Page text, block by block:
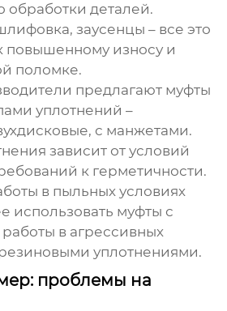
обработки деталей.
заусенцы – все это
повышенному износу и
поломке.
предлагают муфты
уплотнений –
с манжетами.
зависит от условий
к герметичности.
в пыльных условиях
использовать муфты с
в агрессивных
уплотнениями.
проблемы на